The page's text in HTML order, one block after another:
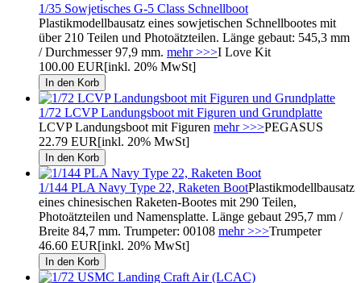
1/35 Sowjetisches G-5 Class Schnellboot
Plastikmodellbausatz eines sowjetischen Schnellbootes mit
über 210 Teilen und Photoätzteilen. Länge gebaut: 545,3 mm
/ Durchmesser 97,9 mm. mehr >>>I Love Kit
100.00 EUR[inkl. 20% MwSt]
1/72 LCVP Landungsboot mit Figuren und Grundplatte
LCVP Landungsboot mit Figuren mehr >>>PEGASUS
22.79 EUR[inkl. 20% MwSt]
1/144 PLA Navy Type 22, Raketen BootPlastikmodellbausatz
eines chinesischen Raketen-Bootes mit 290 Teilen,
Photoätzteilen und Namensplatte. Länge gebaut 295,7 mm /
Breite 84,7 mm. Trumpeter: 00108 mehr >>>Trumpeter
46.60 EUR[inkl. 20% MwSt]